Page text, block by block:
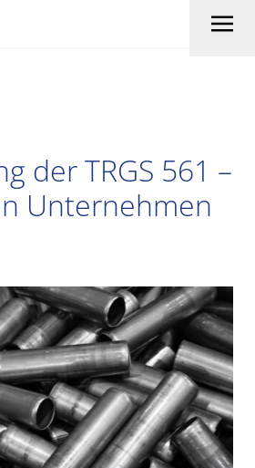
der TRGS 561 –
Unternehmen